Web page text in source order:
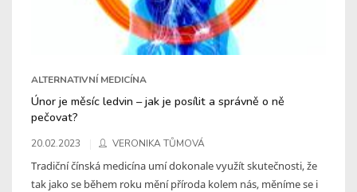
ALTERNATIVNÍ MEDICÍNA
Únor je měsíc ledvin – jak je posílit a správně o ně
pečovat?
20.02.2023 VERONIKA TŮMOVÁ
Tradiční čínská medicína umí dokonale využít skutečnosti, že
tak jako se během roku mění příroda kolem nás, měníme se i